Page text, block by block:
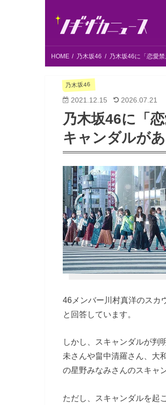
HOME 乃木坂46 乃木坂46に「恋愛
乃木坂46
2021.12.15 2026.07.21
乃木坂46に「
キャンダルが
46メンバー川村真洋のスカ
と回答しています。
しかし、スキャンダルが判
未さんや畠中清羅さん、大
の星野みなみさんのスキャ
ただし、スキャンダルを起